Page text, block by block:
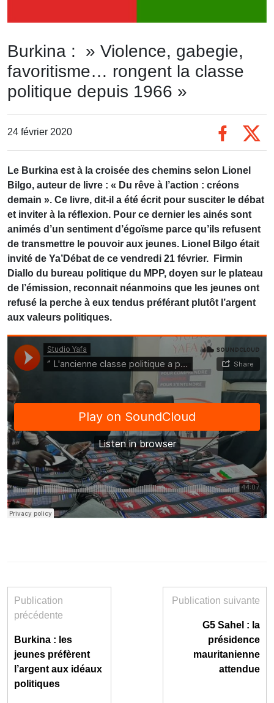
Burkina : » Violence, gabegie,
favoritisme… rongent la classe
politique depuis 1966 »
24 février 2020
Le Burkina est à la croisée des chemins selon Lionel
Bilgo, auteur de livre : « Du rêve à l’action : créons
demain ». Ce livre, dit-il a été écrit pour susciter le débat
et inviter à la réflexion. Pour ce dernier les ainés sont
animés d’un sentiment d’égoïsme parce qu’ils refusent
de transmettre le pouvoir aux jeunes. Lionel Bilgo était
invité de Ya’Débat de ce vendredi 21 février. Firmin
Diallo du bureau politique du MPP, doyen sur le plateau
de l’émission, reconnait néanmoins que les jeunes ont
refusé la perche à eux tendus préférant plutôt l’argent
aux valeurs politiques.
Publication
précédente
Burkina : les
jeunes préfèrent
l’argent aux idéaux
politiques
Publication suivante
G5 Sahel : la
présidence
mauritanienne
attendue